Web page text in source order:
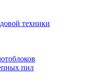
техники
пил